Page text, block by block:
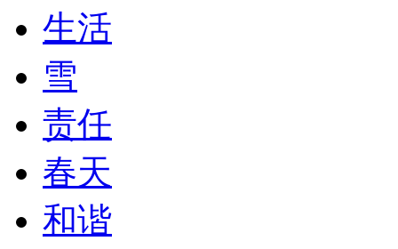
生活
雪
责任
春天
和谐